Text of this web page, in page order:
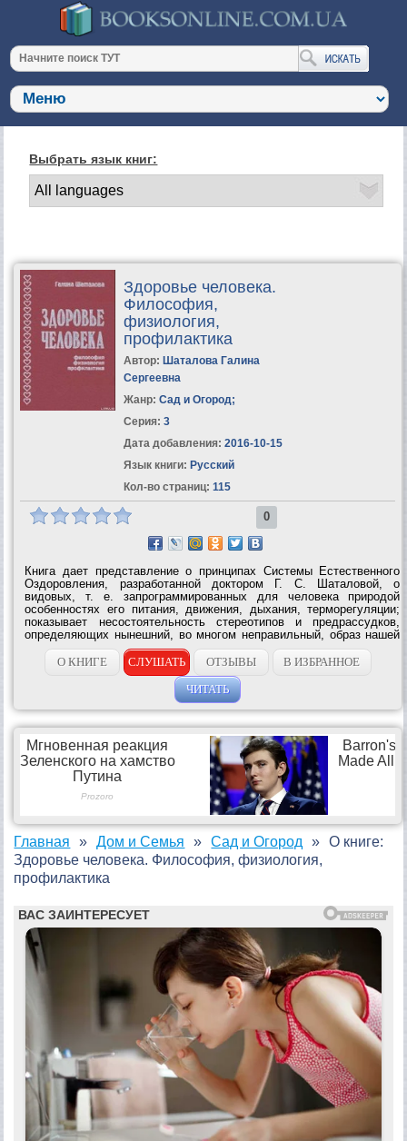
Выбрать язык книг:
Здоровье человека.
Философия,
физиология,
профилактика
Автор: Шаталова Галина
Сергеевна
Жанр: Сад и Огород;
Серия: 3
Дата добавления: 2016-10-15
Язык книги: Русский
Кол-во страниц: 115
0
Книга дает представление о принципах Системы Естественного
Оздоровления, разработанной доктором Г. С. Шаталовой, о
видовых, т. е. запрограммированных для человека природой
особенностях его питания, движения, дыхания, терморегуляции;
показывает несостоятельность стереотипов и предрассудков,
определяющих нынешний, во многом неправильный, образ нашей
жизни.Система Г. С. Шаталовой вернула здоровье тысячам ее...
О КНИГЕ
СЛУШАТЬ ОТЗЫВЫ
В ИЗБРАННОЕ
ЧИТАТЬ
Главная Дом и Семья Сад и Огород
О книге:
Здоровье человека. Философия, физиология,
профилактика